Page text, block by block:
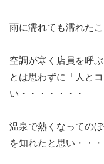
雨に濡れても濡れた
空調が寒く店員を呼
とは思わずに「人と
い・・・・・・・
温泉で熱くなっての
を知れたと思い・・・